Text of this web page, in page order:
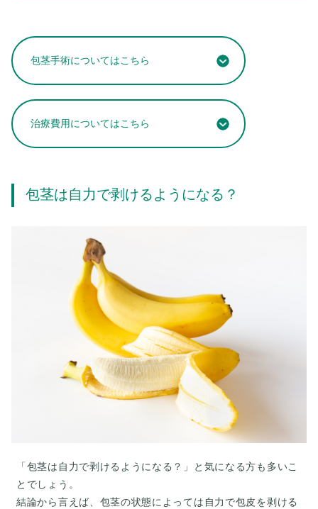
包茎手術についてはこちら
治療費用についてはこちら
包茎は自力で剥けるようになる？
「包茎は自力で剥けるようになる？」と気になる方も多いこ
とでしょう。
結論から言えば、包茎の状態によっては自力で包皮を剥ける